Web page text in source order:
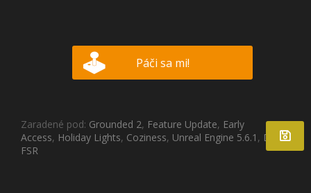
Páči sa mi!
Zaradené pod: Grounded 2, Feature Update, Early
Access, Holiday Lights, Coziness, Unreal Engine 5.6.1 , DLSS,
FSR